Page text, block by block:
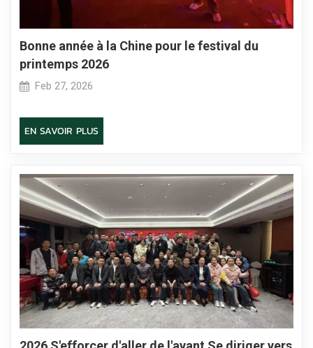
Bonne année à la Chine pour le festival du
printemps 2026
Feb 27, 2026
EN SAVOIR PLUS